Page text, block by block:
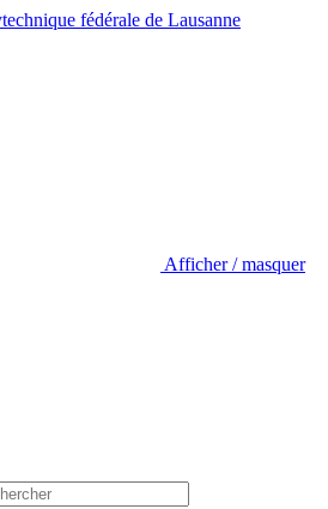
Afficher / masquer